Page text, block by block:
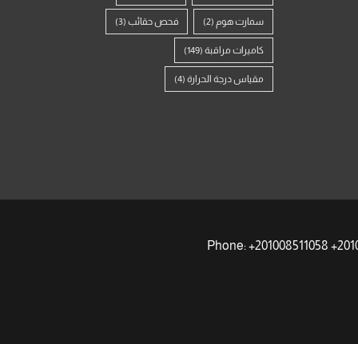
سمارت هوم (2) فحص حقائب (3)
كاميرات مراقبة(149)
مقياس درجة الحرارة(4)